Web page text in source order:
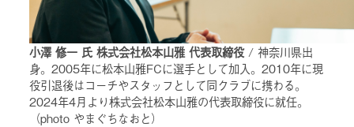
小澤 修一 氏 株式会社松本山雅 代表取締役/ 神奈川県出
身。2005年に松本山雅FCに選手として加入。2010年に現
役引退後はコーチやスタッフとして同クラブに携わる。
2024年4月より株式会社松本山雅の代表取締役に就任。
（photo やまぐちなおと）